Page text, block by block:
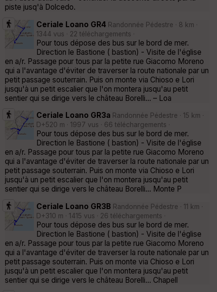
piste jusq'à Dolcedo.
Ceriale Loano GR4 Randonnée Pédestre · 8 km ·
1344 vus · 22 téléchargements ·
Pour tous dépose des bus sur le bord de mer.
Direction le Bastione ( bastion) - Visite de l'église
en a/r. Passage pour tous par la petite rue Giacomo Moreno
qui a l'avantage d'éviter de traverser la route nationale par un
petit passage souterrain. Puis on monte via Chioso e Lori
jusqu'à un petit escalier que l'on montera jusqu'au petit
sentier qui se dirige vers le château Borelli... – Loa
Ceriale Loano GR3a Randonnée Pédestre · 15 km ·
D+520 m · 1997 vus · 66 téléchargements ·
Pour tous dépose des bus sur le bord de mer.
Direction le Bastione ( bastion) - Visite de l'église
en a/r. Passage pour tous par la petite rue Giacomo Moreno
qui a l'avantage d'éviter de traverser la route nationale par un
petit passage souterrain. Puis on monte via Chioso e Lori
jusqu'à un petit escalier que l'on montera jusqu'au petit
sentier qui se dirige vers le château Borelli... Monte P
Ceriale Loano GR3B Randonnée Pédestre · 11 km ·
D+310 m · 1415 vus · 26 téléchargements ·
Pour tous dépose des bus sur le bord de mer.
Direction le Bastione ( bastion) - Visite de l'église
en a/r. Passage pour tous par la petite rue Giacomo Moreno
qui a l'avantage d'éviter de traverser la route nationale par un
petit passage souterrain. Puis on monte via Chioso e Lori
jusqu'à un petit escalier que l'on montera jusqu'au petit
sentier qui se dirige vers le château Borelli... Chapell